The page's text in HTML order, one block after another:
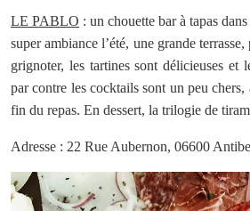
LE PABLO : un chouette bar à tapas
super ambiance l’été, une grande
grignoter, les tartines sont délicieuses et
par contre les cocktails sont un peu
fin du repas. En dessert, la trilogie de
Adresse : 22 Rue Aubernon, 06600